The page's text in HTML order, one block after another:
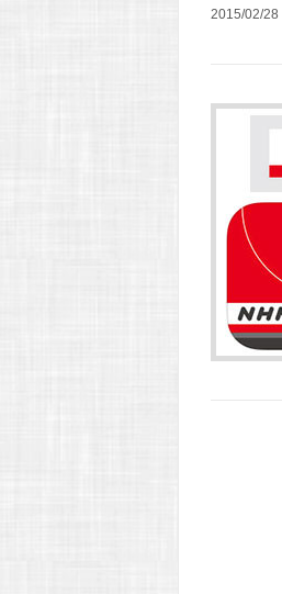
2015/02/28 |